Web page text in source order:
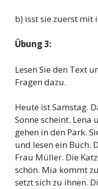
b) isst sie zuerst mit
Übung 3:
Lesen Sie den Text
Fragen dazu.
Heute ist Samstag.
Sonne scheint. Lena
gehen in den Park.
und lesen ein Buch.
Frau Müller. Die
schön. Mia kommt
setzt sich zu ihnen.